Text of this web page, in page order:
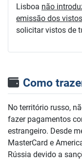
Lisboa não
emissão dos vistos
solicitar vistos de
Como
No território russo,
fazer pagamentos
estrangeiro. Desde
MasterCard e
Rússia devido a